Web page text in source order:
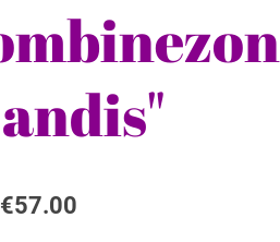
€57.00